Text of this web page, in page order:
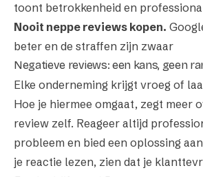
toont betrokkenheid en
Nooit neppe reviews kopen.
beter en de straffen zijn zwaar
Negatieve reviews: een kans, geen
Elke onderneming krijgt vroeg of
Hoe je hiermee omgaat, zegt meer
review zelf. Reageer altijd
probleem en bied een oplossing
je reactie lezen, zien dat je